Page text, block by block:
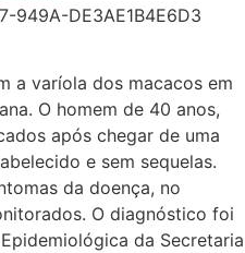
a varíola dos macacos em
O homem de 40 anos,
após chegar de uma
e sem sequelas.
da doença, no
O diagnóstico foi
da Secretaria